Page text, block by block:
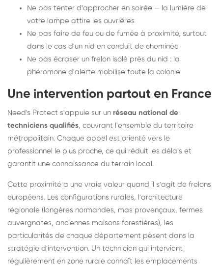
Ne pas tenter d'approcher en soirée — la lumière de
votre lampe attire les ouvrières
Ne pas faire de feu ou de fumée à proximité, surtout
dans le cas d'un nid en conduit de cheminée
Ne pas écraser un frelon isolé près du nid : la
phéromone d'alerte mobilise toute la colonie
Une intervention partout en France
Need's Protect s'appuie sur un réseau national de
techniciens qualifiés, couvrant l'ensemble du territoire
métropolitain. Chaque appel est orienté vers le
professionnel le plus proche, ce qui réduit les délais et
garantit une connaissance du terrain local.
Cette proximité a une vraie valeur quand il s'agit de frelons
européens. Les configurations rurales, l'architecture
régionale (longères normandes, mas provençaux, fermes
auvergnates, anciennes maisons forestières), les
particularités de chaque département pèsent dans la
stratégie d'intervention. Un technicien qui intervient
régulièrement en zone rurale connaît les emplacements